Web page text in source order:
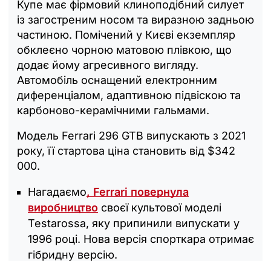
Купе має фірмовий клиноподібний силует
із загостреним носом та виразною задньою
частиною. Помічений у Києві екземпляр
обклеєно чорною матовою плівкою, що
додає йому агресивного вигляду.
Автомобіль оснащений електронним
диференціалом, адаптивною підвіскою та
карбоново-керамічними гальмами.
Модель Ferrari 296 GTB випускають з 2021
року, її стартова ціна становить від $342
000.
Нагадаємо, Ferrari повернула
виробництво своєї культової моделі
Testarossa, яку припинили випускати у
1996 році. Нова версія спорткара отримає
гібридну версію.